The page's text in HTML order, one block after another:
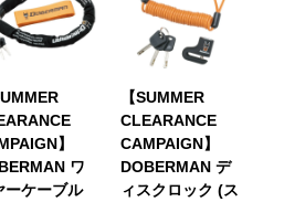
】
ワ
ーケーブル
【SUMMER
CLEARANCE
CAMPAIGN】
DOBERMAN デ
ィスクロック (ス